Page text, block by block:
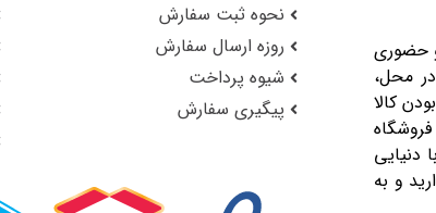
حضوری
محل،
کالا
دنیایی
و به
نحوه ثبت سفارش
روزه ارسال سفارش
شیوه پرداخت
پیگیری سفارش